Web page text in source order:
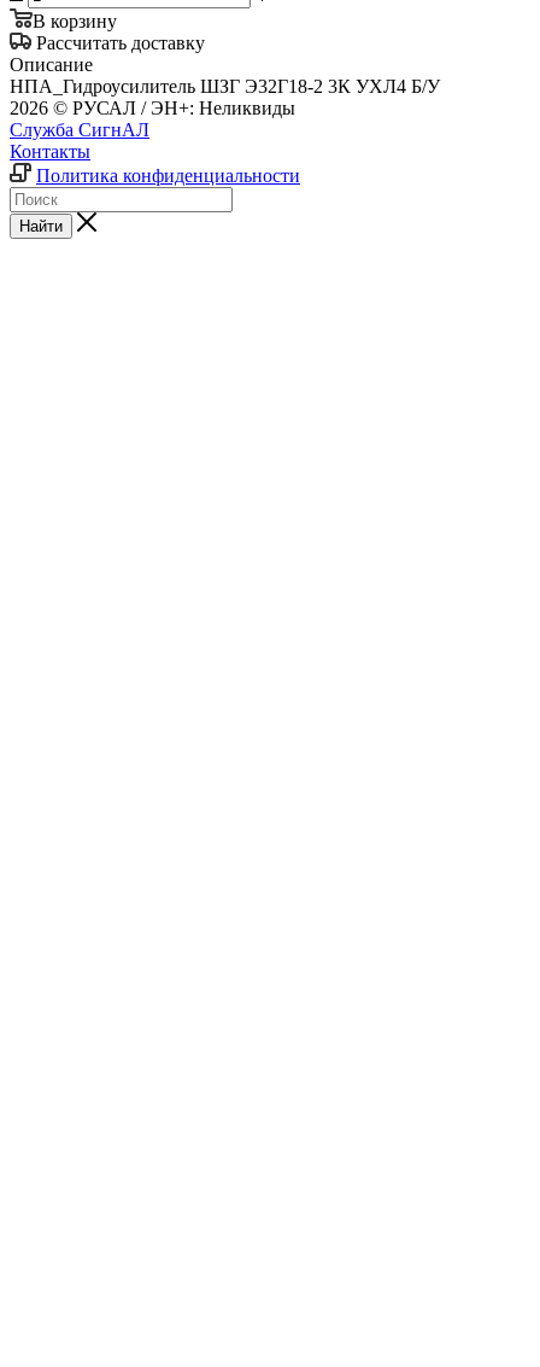
В корзину
Рассчитать доставку
Описание
НПА_Гидроусилитель ШЗГ Э32Г18-2 3К УХЛ4 Б/У
2026 © РУСАЛ / ЭН+: Неликвиды
Служба СигнАЛ
Контакты
Политика конфиденциальности
Найти